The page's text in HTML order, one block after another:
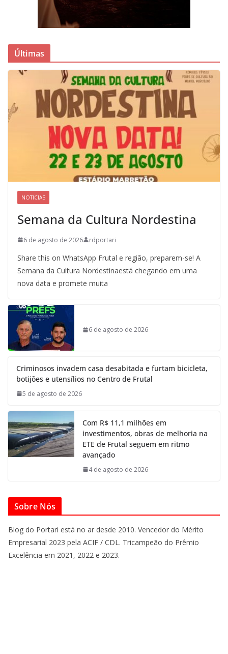
Últimas
NOTICIAS
Semana da Cultura Nordestina
6 de agosto de 2026 rdportari
Share this on WhatsApp Frutal e região, preparem-se! A
Semana da Cultura Nordestinaestá chegando em uma
nova data e promete muita
6 de agosto de 2026
Criminosos invadem casa desabitada e furtam bicicleta,
botijões e utensílios no Centro de Frutal
5 de agosto de 2026
Com R$ 11,1 milhões em
investimentos, obras de melhoria na
ETE de Frutal seguem em ritmo
avançado
4 de agosto de 2026
Sobre Nós
Blog do Portari está no ar desde 2010. Vencedor do Mérito
Empresarial 2023 pela ACIF / CDL. Tricampeão do Prêmio
Excelência em 2021, 2022 e 2023.